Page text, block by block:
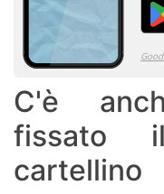
C'è
fissato
cartellino